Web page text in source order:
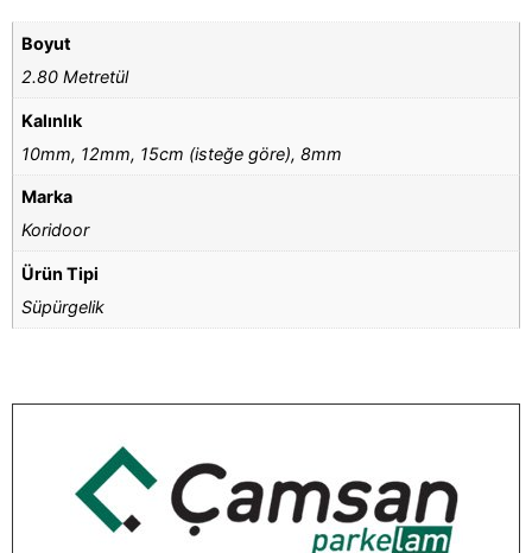
Boyut
2.80 Metretül
Kalınlık
10mm, 12mm, 15cm (isteğe göre), 8mm
Marka
Koridoor
Ürün Tipi
Süpürgelik